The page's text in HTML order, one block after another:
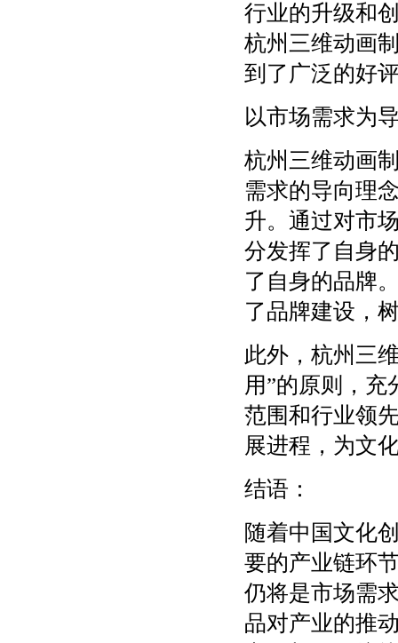
行业的升级和
杭州三维动画
到了广泛的好
以市场需求为
杭州三维动画
需求的导向理
升。通过对市
分发挥了自身
了自身的品牌
了品牌建设，
此外，杭州三
用”的原则，
范围和行业领
展进程，为文
结语：
随着中国文化
要的产业链环
仍将是市场需
品对产业的推